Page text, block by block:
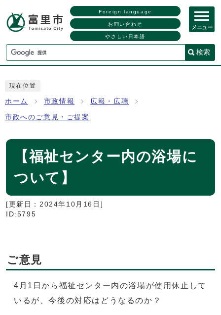
Foreign language
お問い合わせ
やさしい日本語
検索
メニュー
現在位置
ホーム 市政情報 広報・広聴
市政へのご意見・ご提案
【福祉センター内の浴場に
ついて】
[更新日： 2024年10月16日 ]
ID:5795
ご意見
4月1日から福祉センター内の浴場が使用休止して
いるが、今後の対応はどうなるのか？